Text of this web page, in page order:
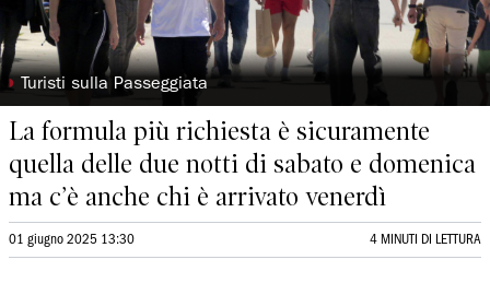
◗ Turisti sulla Passeggiata
La formula più richiesta è sicuramente
quella delle due notti di sabato e domenica
ma c’è anche chi è arrivato venerdì
01 giugno 2025 13:30 4 MINUTI DI LETTURA